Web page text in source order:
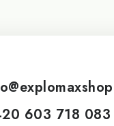
@
603 718 083